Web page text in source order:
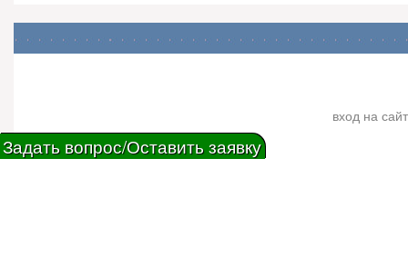
Задать вопрос/Оставить заявку
вход на сайт